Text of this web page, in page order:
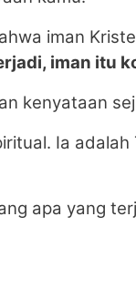
iman
iman itu
kenyataan
Ia
apa yang